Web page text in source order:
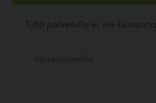
Tällä palvelulla ei ole kuvausta.